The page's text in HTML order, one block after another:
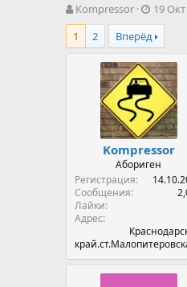
А
в
т
о
Kompressor
Д
а
т
а
н
а
ч
а
л
а
19
1
2 Вперёд
Kompressor
Абориген
Регистрация
Сообщения
Лайки
Адрес